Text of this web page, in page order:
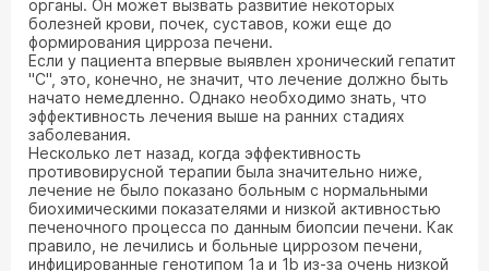
органы. Он может вызвать развитие некоторых
болезней крови, почек, суставов, кожи еще до
формирования цирроза печени.
Если у пациента впервые выявлен хронический гепатит
"С", это, конечно, не значит, что лечение должно быть
начато немедленно. Однако необходимо знать, что
эффективность лечения выше на ранних стадиях
заболевания.
Несколько лет назад, когда эффективность
противовирусной терапии была значительно ниже,
лечение не было показано больным с нормальными
биохимическими показателями и низкой активностью
печеночного процесса по данным биопсии печени. Как
правило, не лечились и больные циррозом печени,
инфицированные генотипом 1а и 1b из-за очень низкой